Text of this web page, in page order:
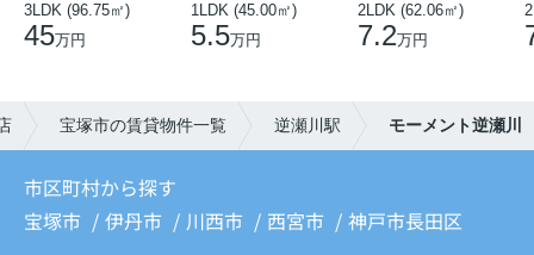
3LDK (96.75㎡)
45万円
1LDK (45.00㎡)
5.5万円
2LDK (62.06㎡)
7.2万円
宝塚市の賃貸物件一覧 逆瀬川駅 モーメント逆瀬川
市区町村から探す
宝塚市
伊丹市 川西市 西宮市
神戸市長田区